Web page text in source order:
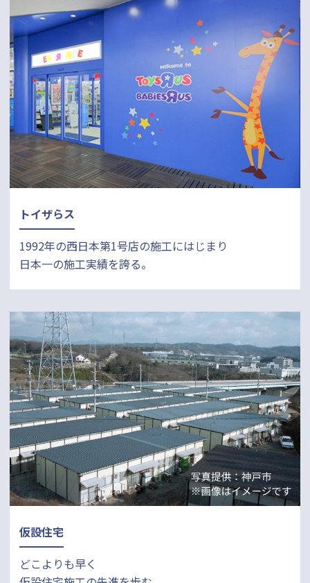
トイザらス
1992年の西日本第1号店の施工にはじまり
日本一の施工実績を誇る。
仮設住宅
どこよりも早く